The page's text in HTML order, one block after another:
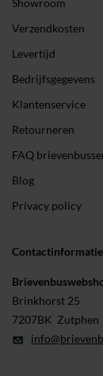
Verzendkosten
Levertijd
Bedrijfsgegevens
Klantenservice
Retourneren
FAQ
Blog
Privacy policy
Contactinformatie
Brinkhorst 25
7207BK Zutphen